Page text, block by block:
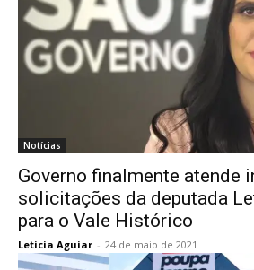
Notícias
Governo finalmente atende
solicitações da deputada
para o Vale Histórico
Leticia Aguiar - 24 de maio de 2021